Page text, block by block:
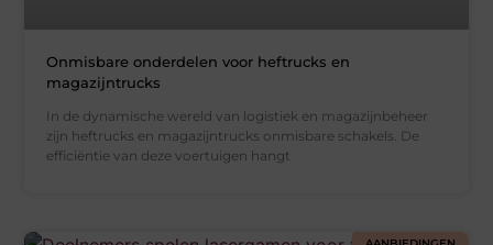
Onmisbare onderdelen voor heftrucks en
magazijntrucks
In de dynamische wereld van logistiek en magazijnbeheer
zijn heftrucks en magazijntrucks onmisbare schakels. De
efficiëntie van deze voertuigen hangt